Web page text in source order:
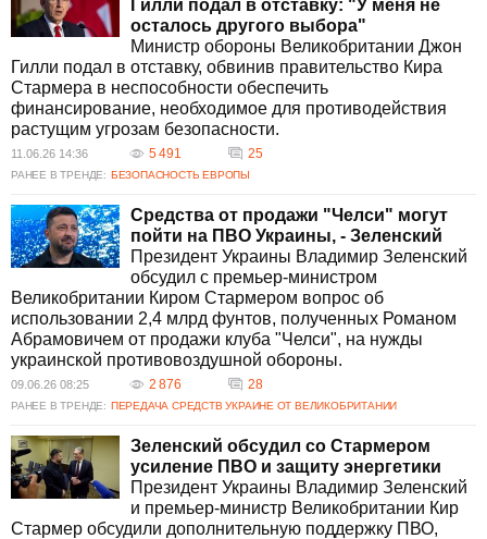
Гилли подал в отставку: "У меня не
осталось другого выбора"
Министр обороны Великобритании Джон
Гилли подал в отставку, обвинив правительство Кира
Стармера в неспособности обеспечить
финансирование, необходимое для противодействия
растущим угрозам безопасности.
11.06.26 14:36 5 491 25
РАНЕЕ В ТРЕНДЕ: БЕЗОПАСНОСТЬ ЕВРОПЫ
Средства от продажи "Челси" могут
пойти на ПВО Украины, - Зеленский
Президент Украины Владимир Зеленский
обсудил с премьер-министром
Великобритании Киром Стармером вопрос об
использовании 2,4 млрд фунтов, полученных Романом
Абрамовичем от продажи клуба "Челси", на нужды
украинской противовоздушной обороны.
09.06.26 08:25 2 876 28
РАНЕЕ В ТРЕНДЕ: ПЕРЕДАЧА СРЕДСТВ УКРАИНЕ ОТ ВЕЛИКОБРИТАНИИ
Зеленский обсудил со Стармером
усиление ПВО и защиту энергетики
Президент Украины Владимир Зеленский
и премьер-министр Великобритании Кир
Стармер обсудили дополнительную поддержку ПВО,